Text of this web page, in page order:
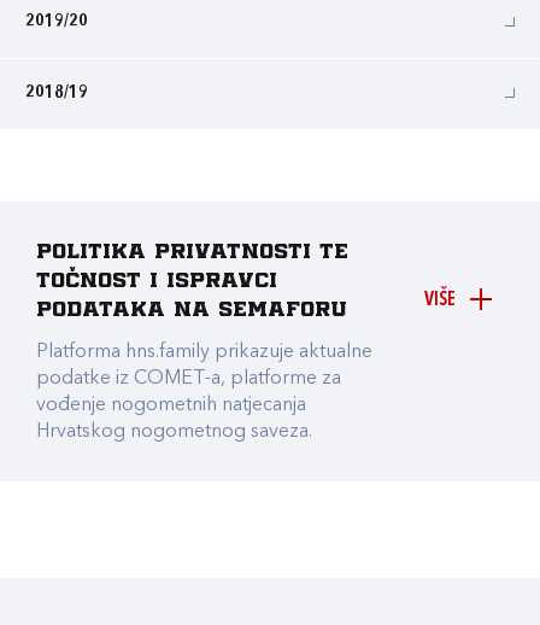
2019/20
2018/19
VIŠE
Politika privatnosti te
točnost i ispravci
podataka na Semaforu
Platforma hns.family prikazuje aktualne
podatke iz COMET-a, platforme za
vođenje nogometnih natjecanja
Hrvatskog nogometnog saveza.